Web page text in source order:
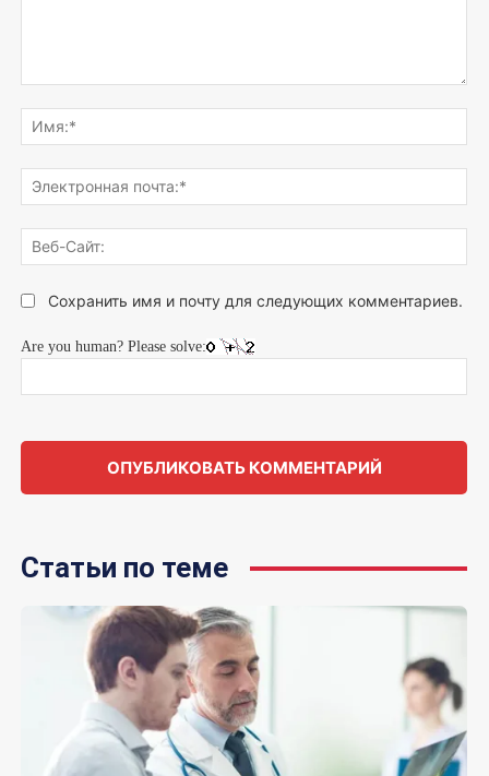
что
думаете...
Сохранить имя и почту для следующих комментариев.
Are you human? Please solve:
Статьи по теме